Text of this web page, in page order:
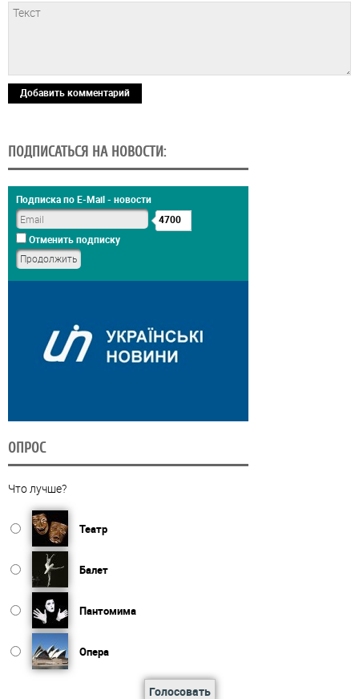
Добавить комментарий
ПОДПИСАТЬСЯ НА НОВОСТИ:
Подписка по E-Mail - новости
4700
Отменить подписку
ОПРОС
Что лучше?
Театр
Балет
Пантомима
Опера
Голосовать